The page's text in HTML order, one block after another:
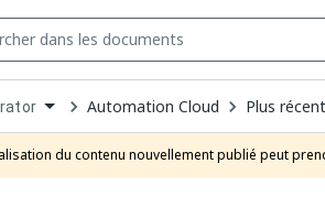
Automation Cloud Plus
du contenu nouvellement publié peut